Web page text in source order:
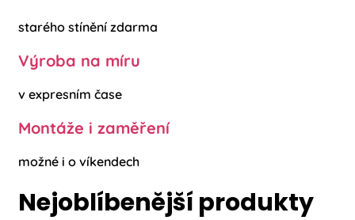
starého stínění zdarma
Výroba na míru
v expresním čase
Montáže i zaměření
možné i o víkendech
Nejoblíbenější produkty